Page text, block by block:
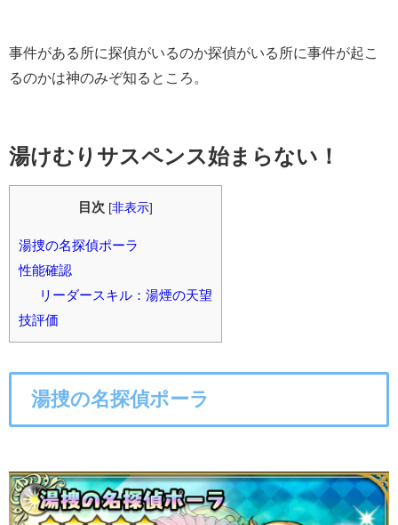
事件がある所に探偵がいるのか探偵がいる所に事件が起こ
るのかは神のみぞ知るところ。
湯けむりサスペンス始まらない！
目次 [非表示]
湯捜の名探偵ポーラ
性能確認
リーダースキル：湯煙の天望
技評価
湯捜の名探偵ポーラ